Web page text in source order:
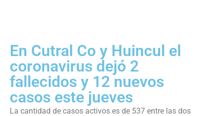
En Cutral Co y Huincul el
coronavirus dejó 2
fallecidos y 12 nuevos
casos este jueves
La cantidad de casos activos es de 537 entre las dos